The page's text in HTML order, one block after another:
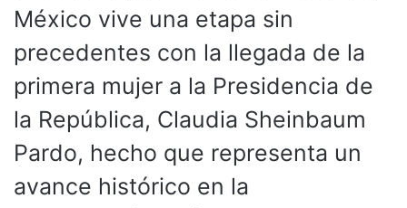
México vive una etapa sin
precedentes con la llegada de la
primera mujer a la Presidencia de
la República, Claudia Sheinbaum
Pardo, hecho que representa un
avance histórico en la